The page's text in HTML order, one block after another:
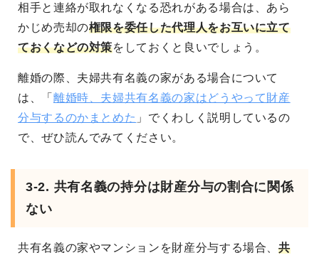
相手と連絡が取れなくなる恐れがある場合は、あら
かじめ売却の権限を委任した代理人をお互いに立て
ておくなどの対策をしておくと良いでしょう。
離婚の際、夫婦共有名義の家がある場合について
は、「 離婚時、夫婦共有名義の家はどうやって財産
分与するのかまとめた 」でくわしく説明しているの
で、ぜひ読んでみてください。
3-2. 共有名義の持分は財産分与の割合に関係
ない
共有名義の家やマンションを財産分与する場合、共